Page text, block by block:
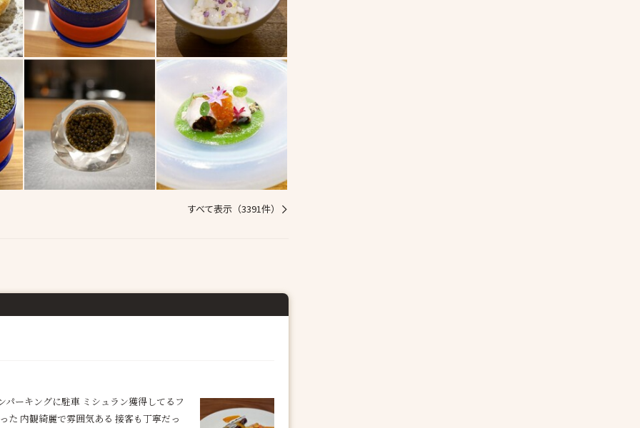
すべて表示（3391件）
ーキングに駐車 ミシュラン獲得してるフ
た 内観綺麗で雰囲気ある 接客も丁寧だっ